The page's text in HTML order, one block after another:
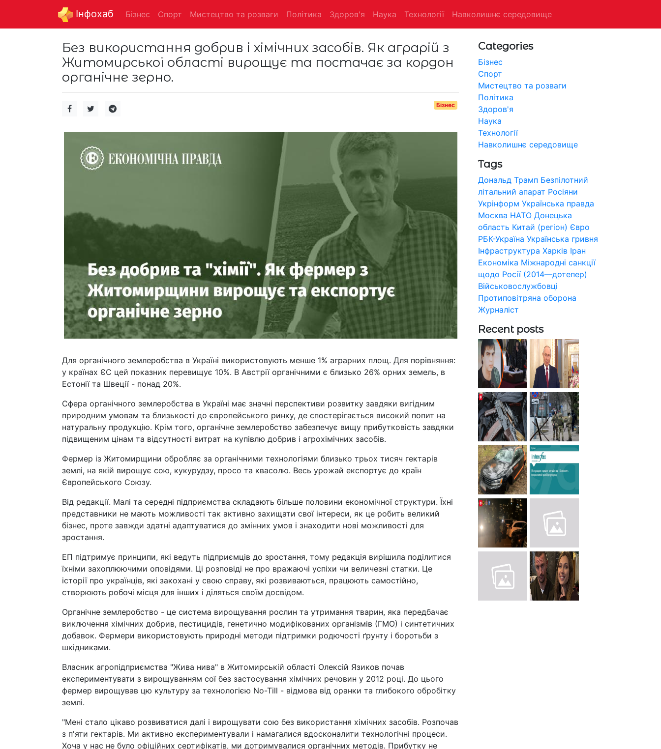
Інфохаб Бізнес Спорт Мистецтво та розваги Політика Здоров'я Наука Технології Навколишнє середовище
Без використання добрив і хімічних засобів. Як аграрій з
Житомирської області вирощує та постачає за кордон
органічне зерно.
Бізнес
Для органічного землеробства в Україні використовують менше 1% аграрних площ. Для порівняння:
у країнах ЄС цей показник перевищує 10%. В Австрії органічними є близько 26% орних земель, в
Естонії та Швеції - понад 20%.
Сфера органічного землеробства в Україні має значні перспективи розвитку завдяки вигідним
природним умовам та близькості до європейського ринку, де спостерігається високий попит на
натуральну продукцію. Крім того, органічне землеробство забезпечує вищу прибутковість завдяки
підвищеним цінам та відсутності витрат на купівлю добрив і агрохімічних засобів.
Фермер із Житомирщини обробляє за органічними технологіями близько трьох тисяч гектарів
землі, на якій вирощує сою, кукурудзу, просо та квасолю. Весь урожай експортує до країн
Європейського Союзу.
Від редакції. Малі та середні підприємства складають більше половини економічної структури. Їхні
представники не мають можливості так активно захищати свої інтереси, як це робить великий
бізнес, проте завжди здатні адаптуватися до змінних умов і знаходити нові можливості для
зростання.
ЕП підтримує принципи, які ведуть підприємців до зростання, тому редакція вирішила поділитися
їхніми захоплюючими оповідями. Ці розповіді не про вражаючі успіхи чи величезні статки. Це
історії про українців, які закохані у свою справу, які розвиваються, працюють самостійно,
створюють робочі місця для інших і діляться своїм досвідом.
Органічне землеробство - це система вирощування рослин та утримання тварин, яка передбачає
виключення хімічних добрив, пестицидів, генетично модифікованих організмів (ГМО) і синтетичних
добавок. Фермери використовують природні методи підтримки родючості ґрунту і боротьби з
шкідниками.
Власник агропідприємства "Жива нива" в Житомирській області Олексій Язиков почав
експериментувати з вирощуванням сої без застосування хімічних речовин у 2012 році. До цього
фермер вирощував цю культуру за технологією No-Till - відмова від оранки та глибокого обробітку
землі.
"Мені стало цікаво розвиватися далі і вирощувати сою без використання хімічних засобів. Розпочав
з п'яти гектарів. Ми активно експериментували і намагалися вдосконалити технологічні процеси.
Хоча у нас не було офіційних сертифікатів, ми дотримувалися органічних методів. Прибутку не
Categories
Бізнес
Спорт
Мистецтво та розваги
Політика
Здоров'я
Наука
Технології
Навколишнє середовище
Tags
Дональд Трамп Безпілотний
літальний апарат Росіяни
Укрінформ Українська правда
Москва НАТО Донецька
область Китай (регіон) Євро
РБК-Україна Українська гривня
Інфраструктура Харків Іран
Економіка Міжнародні санкції
щодо Росії (2014—дотепер)
Військовослужбовці
Протиповітряна оборона
Журналіст
Recent posts